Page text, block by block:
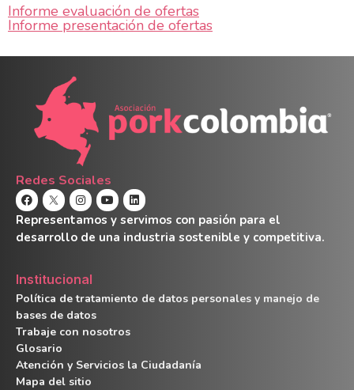
Informe evaluación de ofertas
Informe presentación de ofertas
Redes Sociales
Representamos y servimos con pasión para el
desarrollo de una industria sostenible y competitiva.
Institucional
Política de tratamiento de datos personales y manejo de
bases de datos
Trabaje con nosotros
Glosario
Atención y Servicios la Ciudadanía
Mapa del sitio